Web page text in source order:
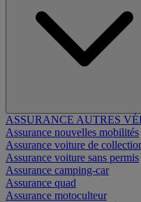
ASSURANCE AUTRES
Assurance nouvelles mobilités
Assurance voiture de
Assurance voiture sans permis
Assurance camping-car
Assurance quad
Assurance motoculteur